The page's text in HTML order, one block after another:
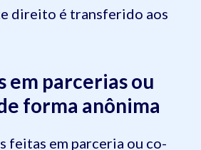
direito é transferido aos
em parcerias ou
forma anônima
feitas em parceria ou co-